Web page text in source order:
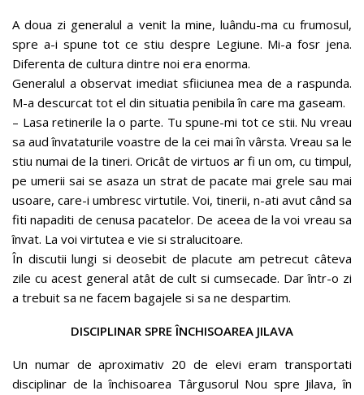
A doua zi generalul a venit la mine, luându-ma cu frumosul,
spre a-i spune tot ce stiu despre Legiune. Mi-a fosr jena.
Diferenta de cultura dintre noi era enorma.
Generalul a observat imediat sfiiciunea mea de a raspunda.
M-a descurcat tot el din situatia penibila în care ma gaseam.
– Lasa retinerile la o parte. Tu spune-mi tot ce stii. Nu vreau
sa aud învataturile voastre de la cei mai în vârsta. Vreau sa le
stiu numai de la tineri. Oricât de virtuos ar fi un om, cu timpul,
pe umerii sai se asaza un strat de pacate mai grele sau mai
usoare, care-i umbresc virtutile. Voi, tinerii, n-ati avut când sa
fiti napaditi de cenusa pacatelor. De aceea de la voi vreau sa
învat. La voi virtutea e vie si stralucitoare.
În discutii lungi si deosebit de placute am petrecut câteva
zile cu acest general atât de cult si cumsecade. Dar într-o zi
a trebuit sa ne facem bagajele si sa ne despartim.
DISCIPLINAR SPRE ÎNCHISOAREA JILAVA
Un numar de aproximativ 20 de elevi eram transportati
disciplinar de la închisoarea Târgusorul Nou spre Jilava, în